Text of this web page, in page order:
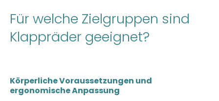
Für welche Zielgruppen sind
Klappräder geeignet?
Körperliche Voraussetzungen und
ergonomische Anpassung